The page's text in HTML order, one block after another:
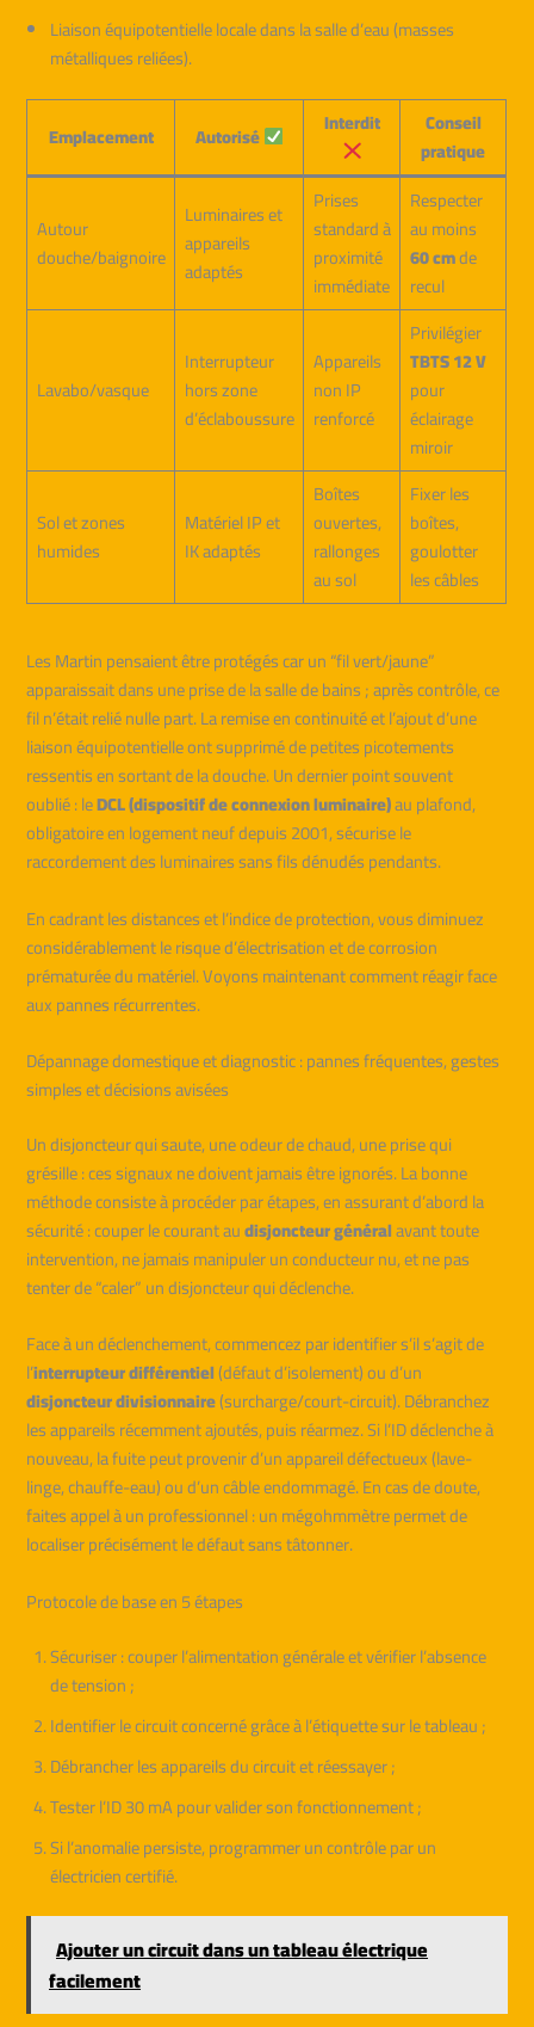
Liaison équipotentielle locale dans la salle d’eau (masses
métalliques reliées).
Emplacement Autorisé Interdit
Conseil
pratique
Autour
douche/baignoire
Luminaires et
appareils
adaptés
Prises
standard à
proximité
immédiate
Respecter
au moins
60 cmde
recul
Lavabo/vasque
Interrupteur
hors zone
d’éclaboussure
Appareils
non IP
renforcé
Privilégier
TBTS 12 V
pour
éclairage
miroir
Sol et zones
humides
Matériel IP et
IK adaptés
Boîtes
ouvertes,
rallonges
au sol
Fixer les
boîtes,
goulotter
les câbles
Les Martin pensaient être protégés car un “fil vert/jaune”
apparaissait dans une prise de la salle de bains ; après contrôle, ce
fil n’était relié nulle part. La remise en continuité et l’ajout d’une
liaison équipotentielle ont supprimé de petites picotements
ressentis en sortant de la douche. Un dernier point souvent
oublié : leDCL (dispositif de connexion luminaire)au plafond,
obligatoire en logement neuf depuis 2001, sécurise le
raccordement des luminaires sans fils dénudés pendants.
En cadrant les distances et l’indice de protection, vous diminuez
considérablement le risque d’électrisation et de corrosion
prématurée du matériel. Voyons maintenant comment réagir face
aux pannes récurrentes.
Dépannage domestique et diagnostic : pannes fréquentes, gestes
simples et décisions avisées
Un disjoncteur qui saute, une odeur de chaud, une prise qui
grésille : ces signaux ne doivent jamais être ignorés. La bonne
méthode consiste à procéder par étapes, en assurant d’abord la
sécurité : couper le courant audisjoncteur généralavant toute
intervention, ne jamais manipuler un conducteur nu, et ne pas
tenter de “caler” un disjoncteur qui déclenche.
Face à un déclenchement, commencez par identifier s’il s’agit de
l’interrupteur différentiel(défaut d’isolement) ou d’un
disjoncteur divisionnaire(surcharge/court-circuit). Débranchez
les appareils récemment ajoutés, puis réarmez. Si l’ID déclenche à
nouveau, la fuite peut provenir d’un appareil défectueux (lave-
linge, chauffe-eau) ou d’un câble endommagé. En cas de doute,
faites appel à un professionnel : un mégohmmètre permet de
localiser précisément le défaut sans tâtonner.
Protocole de base en 5 étapes
Sécuriser : couper l’alimentation générale et vérifier l’absence
de tension ;
Identifier le circuit concerné grâce à l’étiquette sur le tableau ;
Débrancher les appareils du circuit et réessayer ;
Tester l’ID 30 mA pour valider son fonctionnement ;
Si l’anomalie persiste, programmer un contrôle par un
électricien certifié.
Ajouter un circuit dans un tableau électrique
facilement